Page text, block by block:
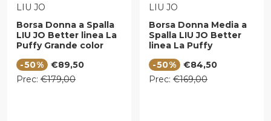
VENDITORE:
LIU JO
Borsa Donna a Spalla
LIU JO Better linea La
Puffy Grande color
-50%
Prezzo di vendita
€89,50
Prezzo regolare
Prec: €179,00
VENDITORE:
LIU JO
Borsa Donna Media a
Spalla LIU JO Better
linea La Puffy
-50%
Prezzo di vendita
€84,50
Prezzo regolare
Prec: €169,00